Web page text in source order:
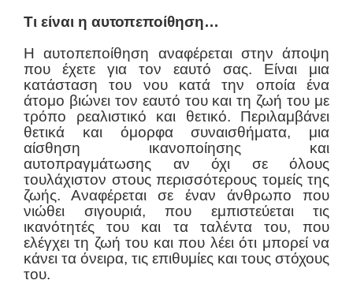
Τι είναι η αυτοπεποίθηση…
Η αυτοπεποίθηση αναφέρεται στην άποψη
που έχετε για τον εαυτό σας. Είναι μια
κατάσταση του νου κατά την οποία ένα
άτομο βιώνει τον εαυτό του και τη ζωή του με
τρόπο ρεαλιστικό και θετικό. Περιλαμβάνει
θετικά και όμορφα συναισθήματα, μια
αίσθηση ικανοποίησης και
αυτοπραγμάτωσης αν όχι σε όλους
τουλάχιστον στους περισσότερους τομείς της
ζωής. Αναφέρεται σε έναν άνθρωπο που
νιώθει σιγουριά, που εμπιστεύεται τις
ικανότητές του και τα ταλέντα του, που
ελέγχει τη ζωή του και που λέει ότι μπορεί να
κάνει τα όνειρα, τις επιθυμίες και τους στόχους
του.